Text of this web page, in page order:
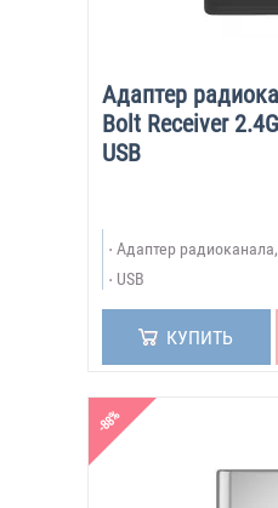
Адаптер
Bolt Receiver
USB
Адаптер
USB
КУПИТЬ
-88%